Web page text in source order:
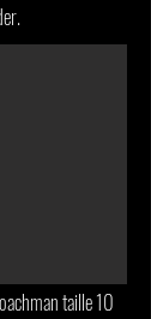
taille 10